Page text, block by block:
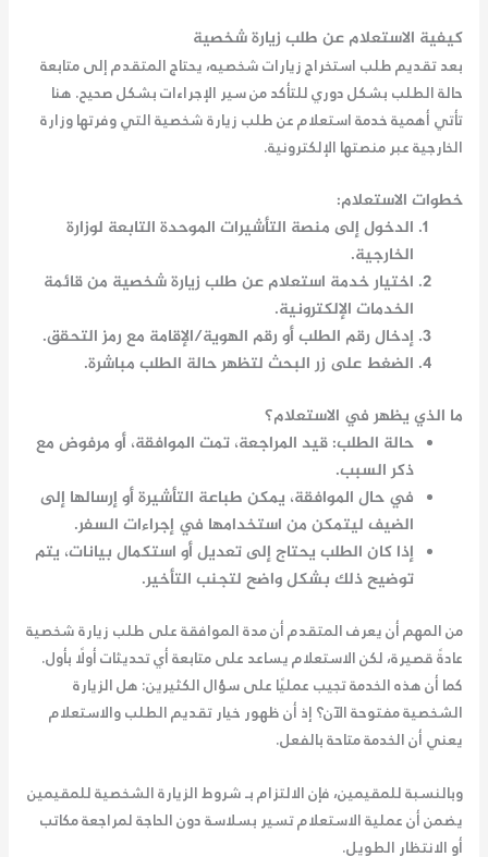
كيفية الاستعلام عن طلب زيارة شخصية
بعد تقديم طلب استخراج زيارات شخصيه، يحتاج المتقدم إلى متابعة
حالة الطلب بشكل دوري للتأكد من سير الإجراءات بشكل صحيح. هنا
تأتي أهمية خدمةاستعلام عن طلب زيارة شخصيةالتي وفرتها وزارة
الخارجية عبر منصتها الإلكترونية.
خطوات الاستعلام:
الدخول إلى منصة التأشيرات الموحدة التابعة لوزارة
الخارجية.
اختيار خدمة استعلام عن طلب زيارة شخصية من قائمة
الخدمات الإلكترونية.
إدخال رقم الطلب أو رقم الهوية/الإقامة مع رمز التحقق.
الضغط على زر البحث لتظهر حالة الطلب مباشرة.
ما الذي يظهر في الاستعلام؟
حالة الطلب: قيد المراجعة، تمت الموافقة، أو مرفوض مع
ذكر السبب.
في حال الموافقة، يمكن طباعة التأشيرة أو إرسالها إلى
الضيف ليتمكن من استخدامها في إجراءات السفر.
إذا كان الطلب يحتاج إلى تعديل أو استكمال بيانات، يتم
توضيح ذلك بشكل واضح لتجنب التأخير.
من المهم أن يعرف المتقدم أن مدة الموافقة على طلب زيارة شخصية
عادةً قصيرة، لكن الاستعلام يساعد على متابعة أي تحديثات أولًا بأول.
كما أن هذه الخدمة تجيب عمليًا على سؤال الكثيرين: هل الزيارة
الشخصية مفتوحة الآن؟ إذ أن ظهور خيار تقديم الطلب والاستعلام
يعني أن الخدمة متاحة بالفعل.
وبالنسبة للمقيمين، فإن الالتزام بـ شروطالزيارة الشخصية للمقيمين
يضمن أن عملية الاستعلام تسير بسلاسة دون الحاجة لمراجعة مكاتب
أو الانتظار الطويل.